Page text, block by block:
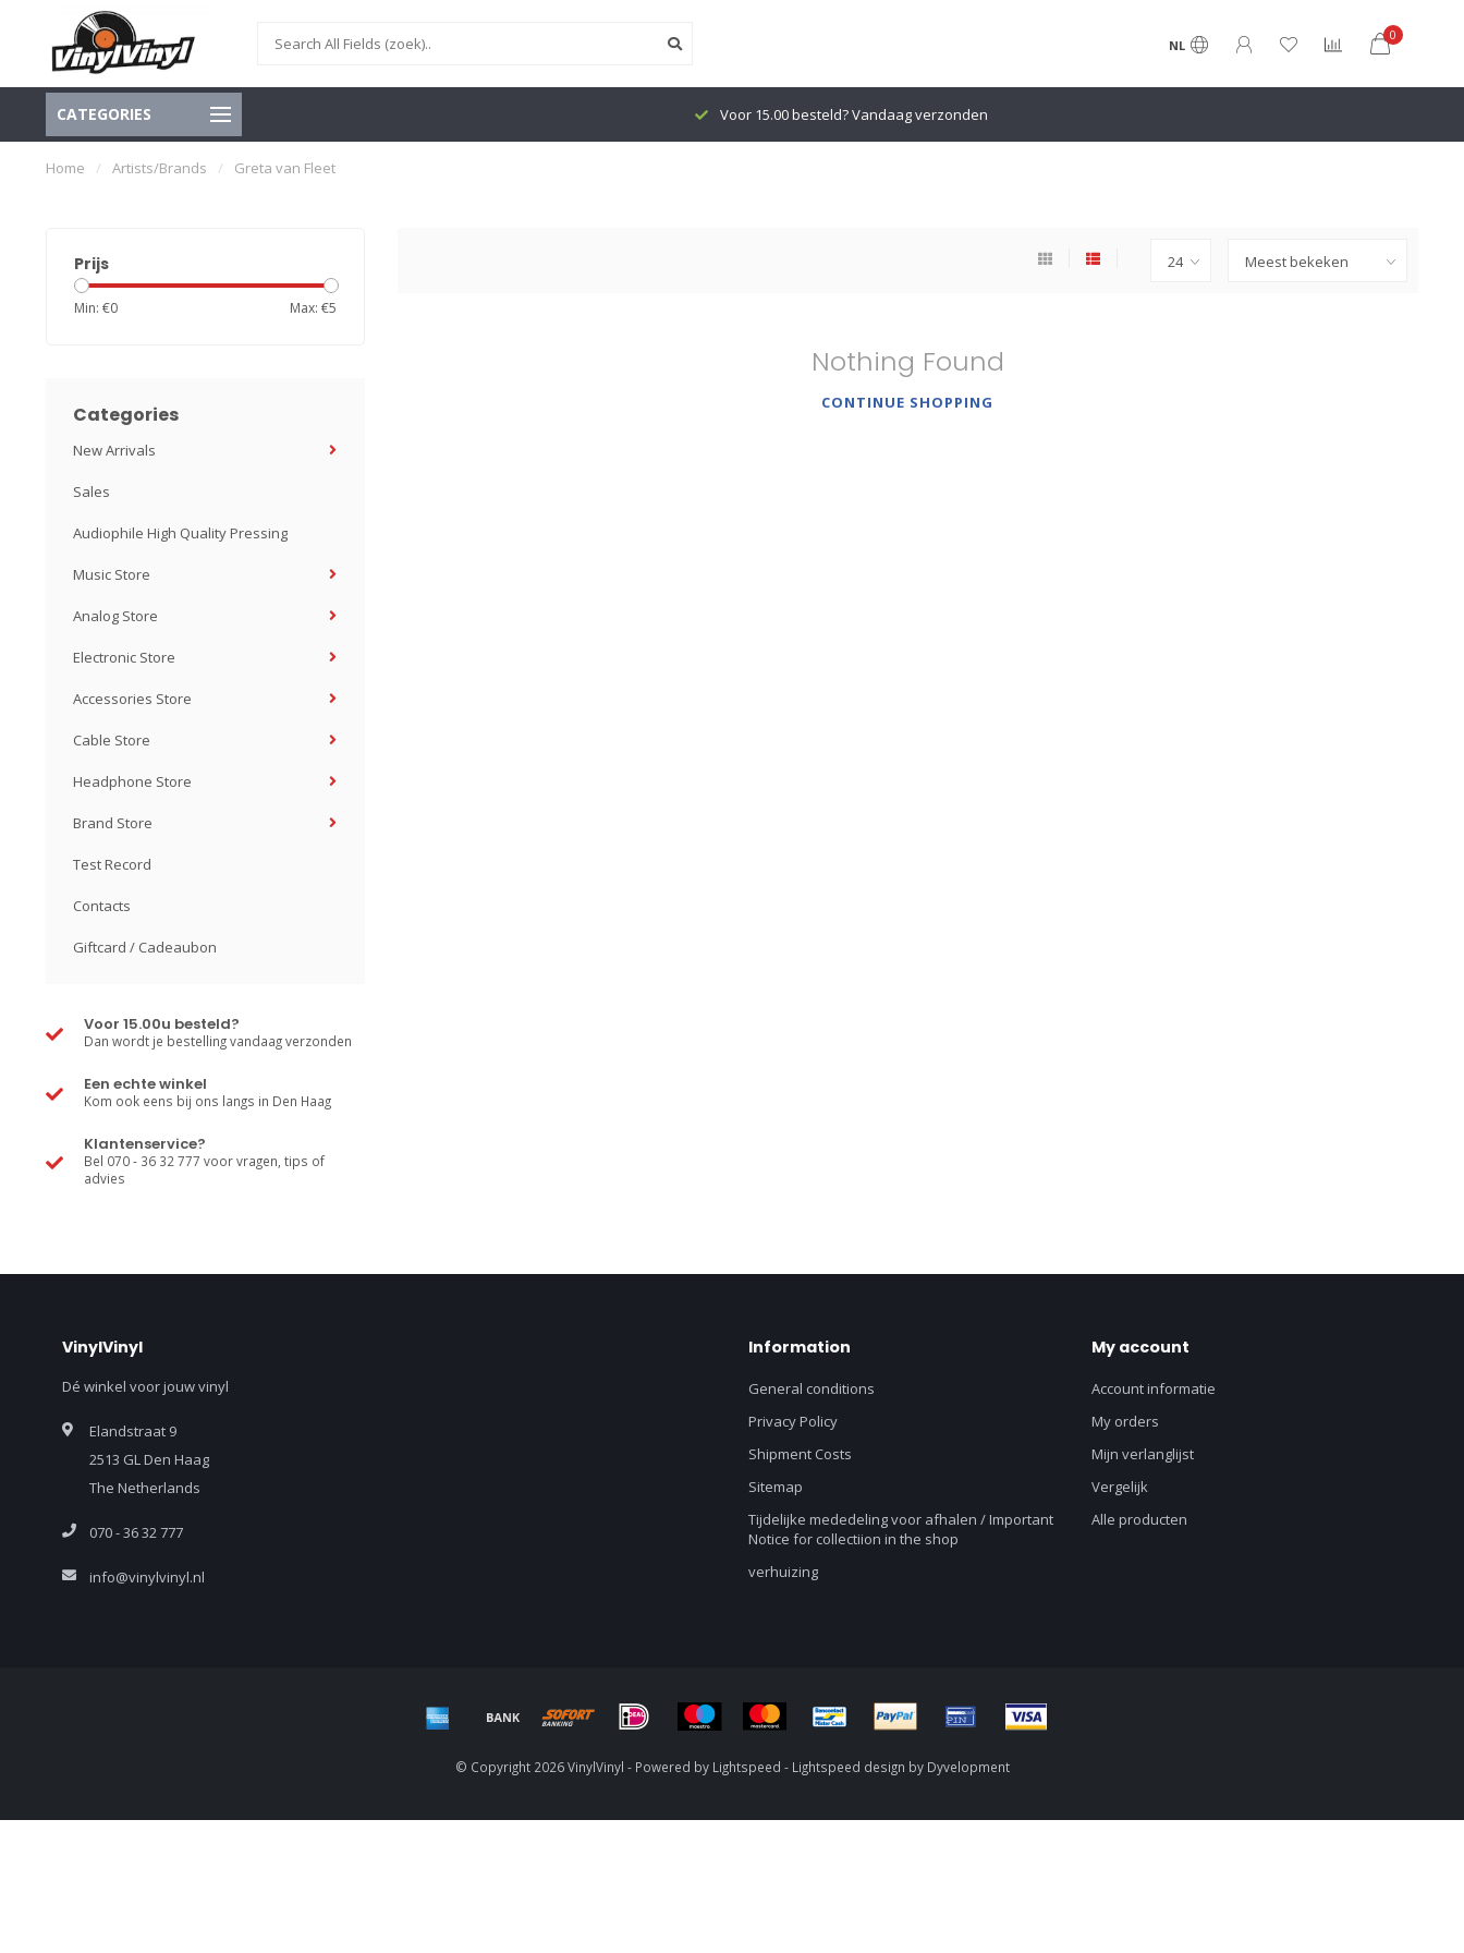
NL
0
CATEGORIES Voor 15.00 besteld? Vandaag verzonden
Home / Artists/Brands / Greta van Fleet
Prijs
Min: €0 Max: €5
Categories
New Arrivals
Sales
Audiophile High Quality Pressing
Music Store
Analog Store
Electronic Store
Accessories Store
Cable Store
Headphone Store
Brand Store
Test Record
Contacts
Giftcard / Cadeaubon
Voor 15.00u besteld?
Dan wordt je bestelling vandaag verzonden
Een echte winkel
Kom ook eens bij ons langs in Den Haag
Klantenservice?
Bel 070 - 36 32 777 voor vragen, tips of
advies
Nothing Found
CONTINUE SHOPPING
VinylVinyl
Dé winkel voor jouw vinyl
Elandstraat 9
2513 GL Den Haag
The Netherlands
070 - 36 32 777
info@vinylvinyl.nl
Information
General conditions
Privacy Policy
Shipment Costs
Sitemap
Tijdelijke mededeling voor afhalen / Important
Notice for collectiion in the shop
verhuizing
My account
Account informatie
My orders
Mijn verlanglijst
Vergelijk
Alle producten
© Copyright 2026 VinylVinyl - Powered by Lightspeed - Lightspeed design by Dyvelopment